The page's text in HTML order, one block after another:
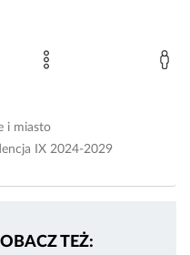
i miasto
IX 2024-2029
TEŻ: